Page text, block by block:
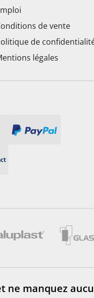
de vente
de
légales
ne manquez